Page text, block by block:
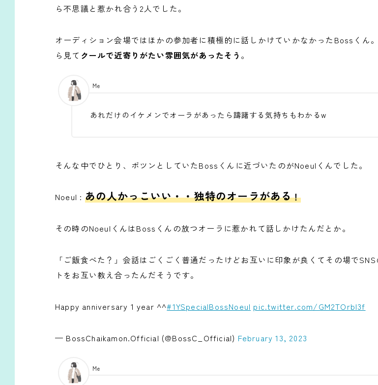
ら不思議と惹かれ合う2人でした。
オーディション会場ではほかの参加者に積極的に話しかけていかなかったBossくん
ら見て クールで近寄りがたい雰囲気があったそう 。
あれだけのイケメンでオーラがあったら躊躇する気持ちもわかるw
Me
そんな中でひとり、ポツンとしていたBossくんに近づいたのがNoeulくんでした。
Noeul : あの人かっこいい・・独特のオーラがある！
その時のNoeulくんはBossくんの放つオーラに惹かれて話しかけたんだとか。
「ご飯食べた？」会話はごくごく普通だったけどお互いに印象が良くてその場で
トをお互い教え合ったんだそうです。
Happy anniversary 1 year ^^#1YSpecialBossNoeul pic.twitter.com/GM2TOrbI3f
— BossChaikamon.Official (@BossC_Official) February 13, 2023
Me